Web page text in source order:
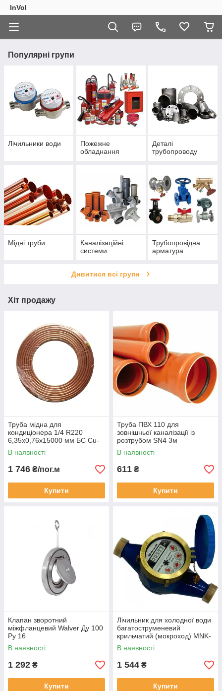
InVol
Популярні групи
Лічильники води
Пожежне
обладнання
Деталі
трубопроводу
Мідні труби
Каналізаційні
системи
Трубопровідна
арматура
Дивитися всі групи
Хіт продажу
Труба мідна для
кондиціонера 1/4 R220
6,35x0,76х15000 мм БС Cu-
DHP
В наявності
1 746 ₴/пог.м
Купити
Труба ПВХ 110 для
зовнішньої каналізації із
розтрубом SN4 3м
В наявності
611 ₴
Купити
Клапан зворотний
міжфланцевий Walver Ду 100
Ру 16
В наявності
1 292 ₴
Купити
Лічильник для холодної води
багатоструменевий
крильчатий (мокроход) MNK-
UA-15 R80
В наявності
1 544 ₴
Купити